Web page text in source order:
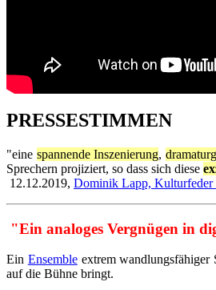
PRESSESTIMMEN
"eine spannende Inszenierung,
Sprechern projiziert, so dass sich diese
12.12.2019, Dominik Lapp, Kulturfeder
"Ein analoges Vergnügen in
Ein Ensembleextrem wandlungsfähiger
auf die Bühne bringt.